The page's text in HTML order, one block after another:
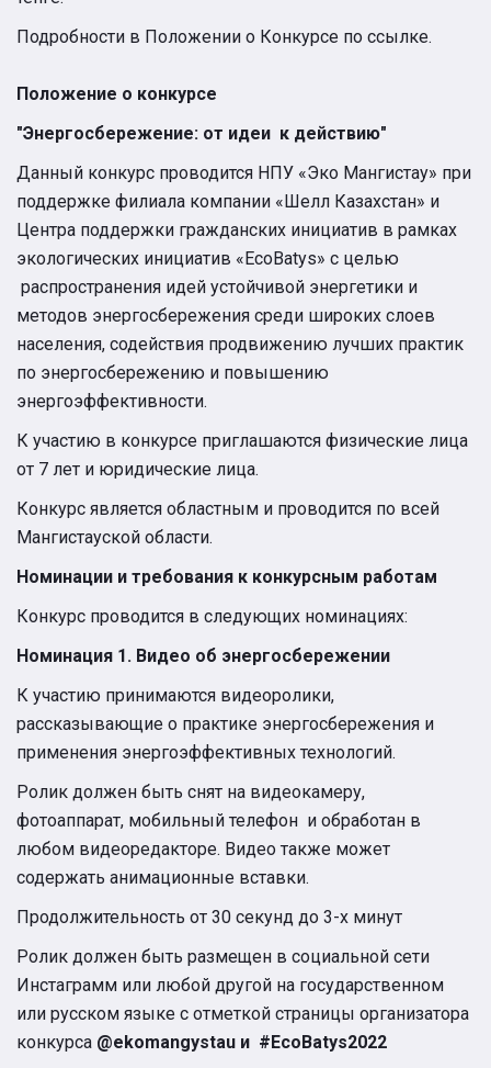
Подробности в Положении о Конкурсе по ссылке.
Положение о конкурсе
"Энергосбережение: от идеи к действию"
Данный конкурс проводится НПУ «Эко Мангистау» при
поддержке филиала компании «Шелл Казахстан» и
Центра поддержки гражданских инициатив в рамках
экологических инициатив «EcoBatys» с целью
распространения идей устойчивой энергетики и
методов энергосбережения среди широких слоев
населения, содействия продвижению лучших практик
по энергосбережению и повышению
энергоэффективности.
К участию в конкурсе приглашаются физические лица
от 7 лет и юридические лица.
Конкурс является областным и проводится по всей
Мангистауской области.
Номинации и требования к конкурсным работам
Конкурс проводится в следующих номинациях:
Номинация 1. Видео об энергосбережении
К участию принимаются видеоролики,
рассказывающие о практике энергосбережения и
применения энергоэффективных технологий.
Ролик должен быть снят на видеокамеру,
фотоаппарат, мобильный телефон и обработан в
любом видеоредакторе. Видео также может
содержать анимационные вставки.
Продолжительность от 30 секунд до 3-х минут
Ролик должен быть размещен в социальной сети
Инстаграмм или любой другой на государственном
или русском языке с отметкой страницы организатора
конкурса @ekomangystau и #EcoBatys2022